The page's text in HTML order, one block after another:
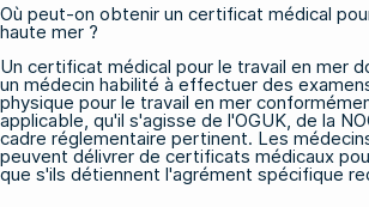
Où peut-on obtenir un certificat médical
haute mer ?
Un certificat médical pour le travail en mer
un médecin habilité à effectuer des
physique pour le travail en mer
applicable, qu'il s'agisse de l'OGUK, de la
cadre réglementaire pertinent. Les
peuvent délivrer de certificats médicaux
que s'ils détiennent l'agrément spécifique